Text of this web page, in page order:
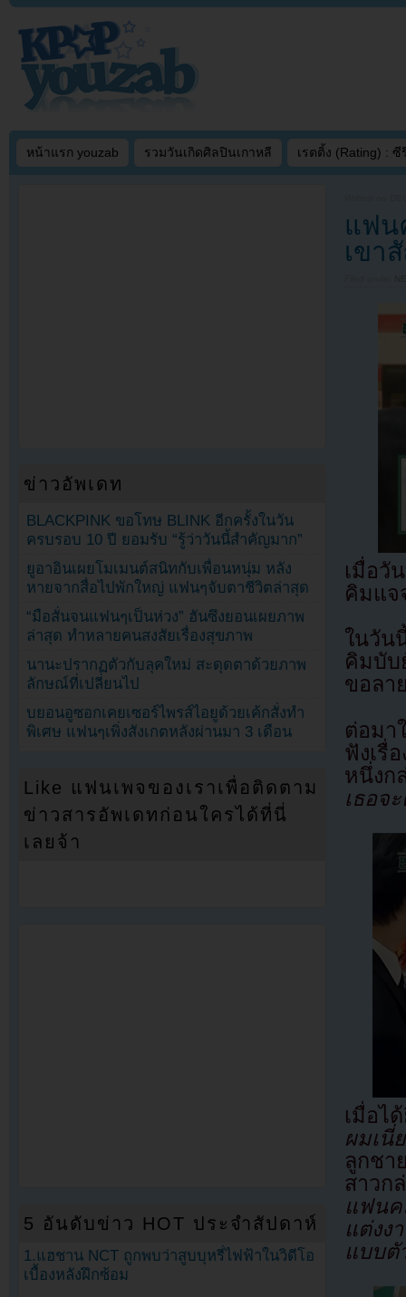
หน้าแรก youzab รวมวันเกิดศิลปินเกาหลี เรตติ้ง (Rating) : ซี
แฟน
เขา
เมื่อวั
คิมแจ
ในวัน
คิมบับ
ขอลา
ต่อมา
ฟังเรื่
หนึ่ง
เธอจ
เมื่อไ
ผมเนี่
ลูกชา
สาวก
แฟน
แต่งง
แบบตั
ข่าวอัพเดท
BLACKPINK ขอโทษ BLINK อีกครั้งในวัน
ครบรอบ 10 ปี ยอมรับ “รู้ว่าวันนี้สำคัญมาก”
ยูอาอินเผยโมเมนต์สนิทกับเพื่อนหนุ่ม หลัง
หายจากสื่อไปพักใหญ่ แฟนๆจับตาชีวิตล่าสุด
“มือสั่นจนแฟนๆเป็นห่วง” ฮันซึงยอนเผยภาพ
ล่าสุด ทำหลายคนสงสัยเรื่องสุขภาพ
นานะปรากฏตัวกับลุคใหม่ สะดุดตาด้วยภาพ
ลักษณ์ที่เปลี่ยนไป
บยอนอูซอกเคยเซอร์ไพรส์ไอยูด้วยเค้กสั่งทำ
พิเศษ แฟนๆเพิ่งสังเกตหลังผ่านมา 3 เดือน
Like แฟนเพจของเราเพื่อติดตาม
ข่าวสารอัพเดทก่อนใครได้ที่นี่
เลยจ้า
5 อันดับข่าว HOT ประจำสัปดาห์
1.แฮชาน NCT ถูกพบว่าสูบบุหรี่ไฟฟ้าในวิดีโอ
เบื้องหลังฝึกซ้อม